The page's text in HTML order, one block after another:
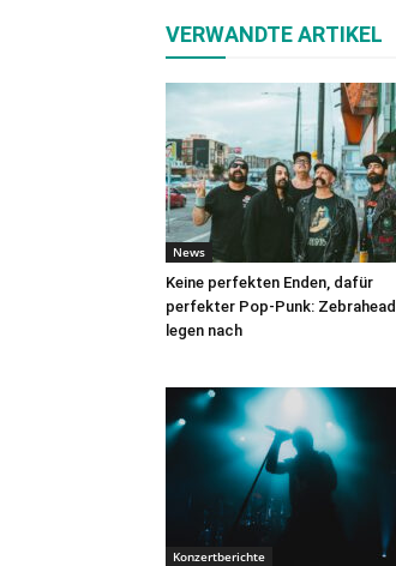
VERWANDTE ARTIKEL
News
Keine perfekten Enden, dafür
perfekter Pop-Punk: Zebrahead
legen nach
Konzertberichte